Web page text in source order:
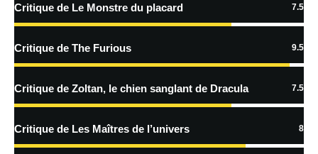
En savoir
traitées
Critique de Le Monstre du placard 7.5
Critique de The Furious 9.5
Critique de Zoltan, le chien sanglant de Dracula 7.5
Critique de Les Maîtres de l’univers 8